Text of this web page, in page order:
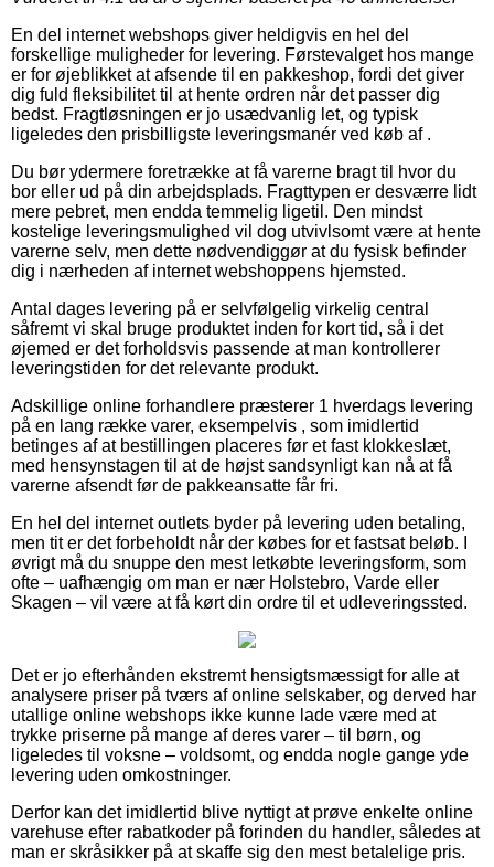
En del internet webshops giver heldigvis en hel del
forskellige muligheder for levering. Førstevalget hos mange
er for øjeblikket at afsende til en pakkeshop, fordi det giver
dig fuld fleksibilitet til at hente ordren når det passer dig
bedst. Fragtløsningen er jo usædvanlig let, og typisk
ligeledes den prisbilligste leveringsmanér ved køb af .
Du bør ydermere foretrække at få varerne bragt til hvor du
bor eller ud på din arbejdsplads. Fragttypen er desværre lidt
mere pebret, men endda temmelig ligetil. Den mindst
kostelige leveringsmulighed vil dog utvivlsomt være at hente
varerne selv, men dette nødvendiggør at du fysisk befinder
dig i nærheden af internet webshoppens hjemsted.
Antal dages levering på er selvfølgelig virkelig central
såfremt vi skal bruge produktet inden for kort tid, så i det
øjemed er det forholdsvis passende at man kontrollerer
leveringstiden for det relevante produkt.
Adskillige online forhandlere præsterer 1 hverdags levering
på en lang række varer, eksempelvis , som imidlertid
betinges af at bestillingen placeres før et fast klokkeslæt,
med hensynstagen til at de højst sandsynligt kan nå at få
varerne afsendt før de pakkeansatte får fri.
En hel del internet outlets byder på levering uden betaling,
men tit er det forbeholdt når der købes for et fastsat beløb. I
øvrigt må du snuppe den mest letkøbte leveringsform, som
ofte – uafhængig om man er nær Holstebro, Varde eller
Skagen – vil være at få kørt din ordre til et udleveringssted.
Det er jo efterhånden ekstremt hensigtsmæssigt for alle at
analysere priser på tværs af online selskaber, og derved har
utallige online webshops ikke kunne lade være med at
trykke priserne på mange af deres varer – til børn, og
ligeledes til voksne – voldsomt, og endda nogle gange yde
levering uden omkostninger.
Derfor kan det imidlertid blive nyttigt at prøve enkelte online
varehuse efter rabatkoder på forinden du handler, således at
man er skråsikker på at skaffe sig den mest betalelige pris.